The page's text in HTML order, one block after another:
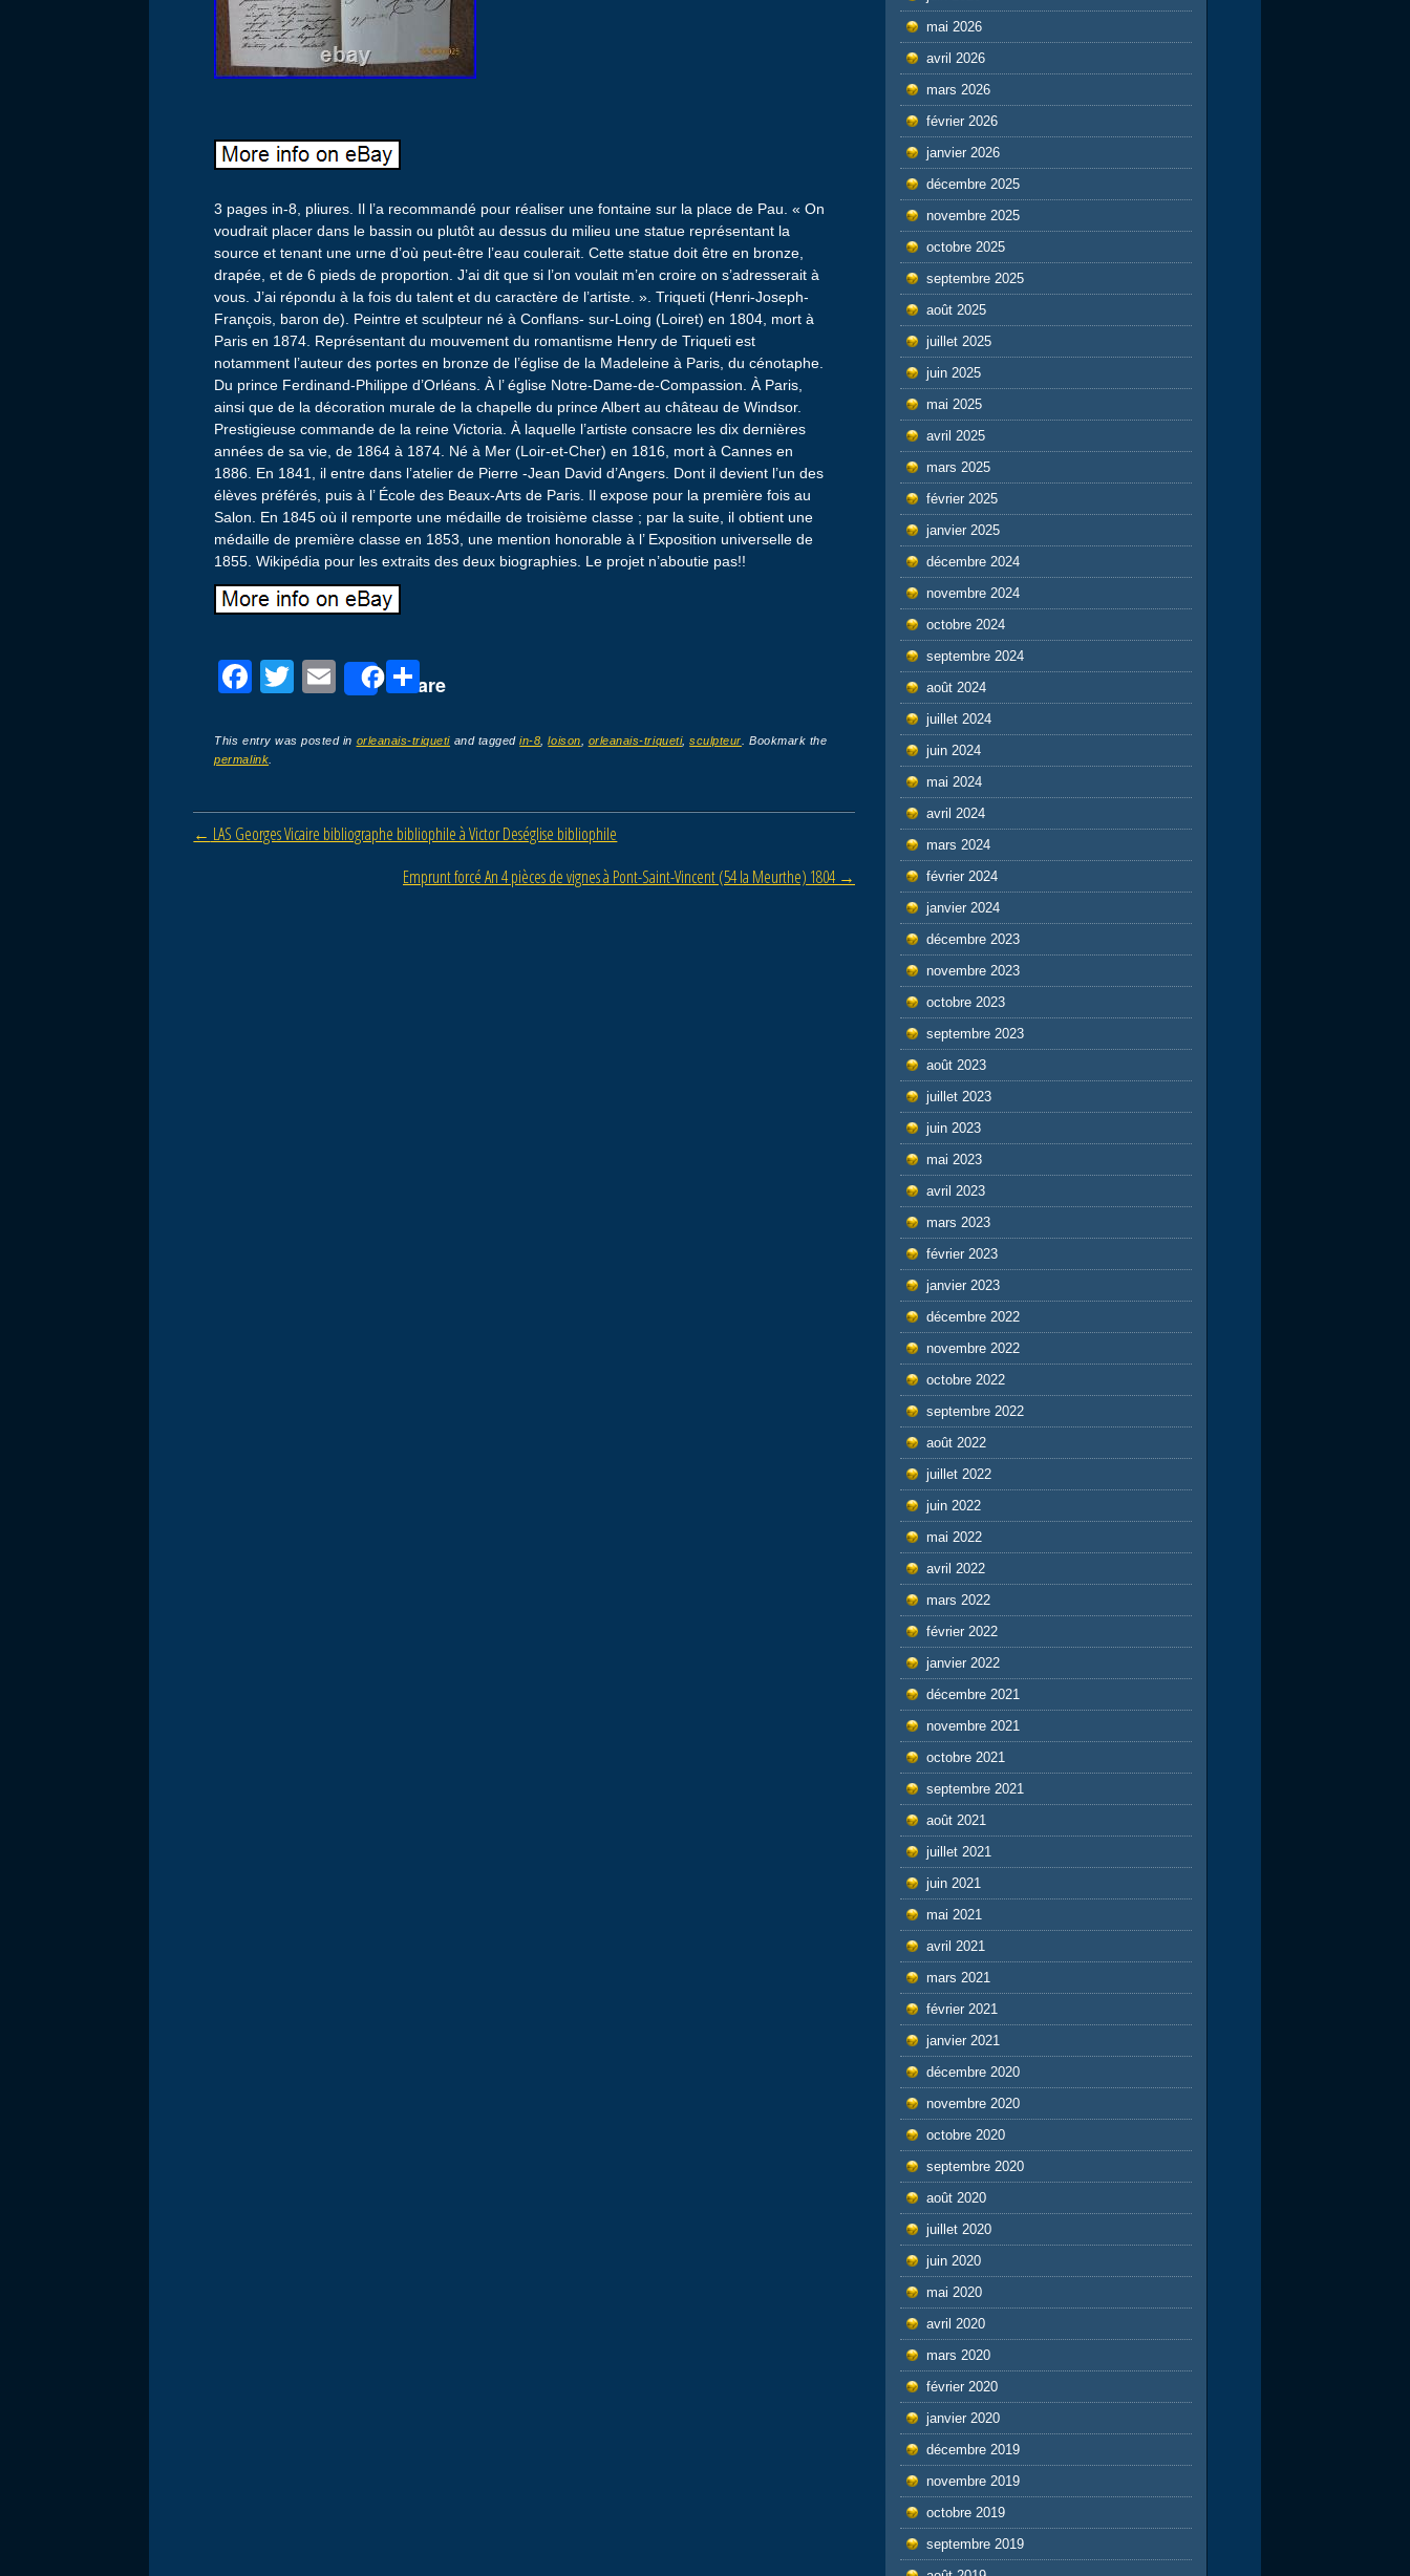
3 pages in-8, pliures. Il l’a recommandé pour réaliser une fontaine sur la place de Pau. « On
voudrait placer dans le bassin ou plutôt au dessus du milieu une statue représentant la
source et tenant une urne d’où peut-être l’eau coulerait. Cette statue doit être en bronze,
drapée, et de 6 pieds de proportion. J’ai dit que si l’on voulait m’en croire on s’adresserait à
vous. J’ai répondu à la fois du talent et du caractère de l’artiste. ». Triqueti (Henri-Joseph-
François, baron de). Peintre et sculpteur né à Conflans- sur-Loing (Loiret) en 1804, mort à
Paris en 1874. Représentant du mouvement du romantisme Henry de Triqueti est
notamment l’auteur des portes en bronze de l’église de la Madeleine à Paris, du cénotaphe.
Du prince Ferdinand-Philippe d’Orléans. À l’ église Notre-Dame-de-Compassion. À Paris,
ainsi que de la décoration murale de la chapelle du prince Albert au château de Windsor.
Prestigieuse commande de la reine Victoria. À laquelle l’artiste consacre les dix dernières
années de sa vie, de 1864 à 1874. Né à Mer (Loir-et-Cher) en 1816, mort à Cannes en
1886. En 1841, il entre dans l’atelier de Pierre -Jean David d’Angers. Dont il devient l’un des
élèves préférés, puis à l’ École des Beaux-Arts de Paris. Il expose pour la première fois au
Salon. En 1845 où il remporte une médaille de troisième classe ; par la suite, il obtient une
médaille de première classe en 1853, une mention honorable à l’ Exposition universelle de
1855. Wikipédia pour les extraits des deux biographies. Le projet n’aboutie pas!!
F
c
e
b
o
T
tt
E
ail
Share
P
ta
er
This entry was posted in orleanais-triquetiand taggedin-8 ,loison orleanais-triqueti,sculpteur . Bookmark the
permalink
Post navigation
← LAS Georges Vicaire bibliographe bibliophile à Victor Deséglise bibliophile
Emprunt forcé An 4 pièces de vignes à Pont-Saint-Vincent (54 la Meurthe) 1804 →
mai 2026
avril 2026
mars 2026
février 2026
janvier 2026
décembre 2025
novembre 2025
octobre 2025
septembre 2025
août 2025
juillet 2025
juin 2025
mai 2025
avril 2025
mars 2025
février 2025
janvier 2025
décembre 2024
novembre 2024
octobre 2024
septembre 2024
août 2024
juillet 2024
juin 2024
mai 2024
avril 2024
mars 2024
février 2024
janvier 2024
décembre 2023
novembre 2023
octobre 2023
septembre 2023
août 2023
juillet 2023
juin 2023
mai 2023
avril 2023
mars 2023
février 2023
janvier 2023
décembre 2022
novembre 2022
octobre 2022
septembre 2022
août 2022
juillet 2022
juin 2022
mai 2022
avril 2022
mars 2022
février 2022
janvier 2022
décembre 2021
novembre 2021
octobre 2021
septembre 2021
août 2021
juillet 2021
juin 2021
mai 2021
avril 2021
mars 2021
février 2021
janvier 2021
décembre 2020
novembre 2020
octobre 2020
septembre 2020
août 2020
juillet 2020
juin 2020
mai 2020
avril 2020
mars 2020
février 2020
janvier 2020
décembre 2019
novembre 2019
octobre 2019
septembre 2019